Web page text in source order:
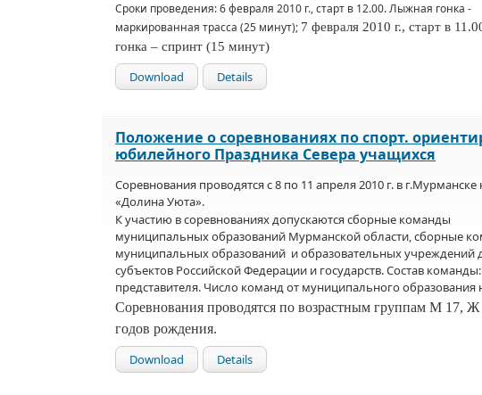
Сроки проведения:6 февраля 2010 г., старт в 12.00. Лыжная гонка -
маркированная трасса (25 минут); 7 февраля 2010 г., старт в
гонка – спринт (15 минут)
Download Details
Положение о соревнованиях по спорт.
юбилейного Праздника Севера учащихся
Соревнования проводятся с 8 по 11 апреля 2010 г. в г.Мурманске
«Долина Уюта».
К участию в соревнованиях допускаются сборные команды
муниципальных образований Мурманской области, сборные
муниципальных образований и образовательных учреждений
субъектов Российской Федерации и государств. Состав
представителя. Число команд от муниципального образования
Соревнования проводятся по возрастным группам М 17,
годов рождения.
Download Details